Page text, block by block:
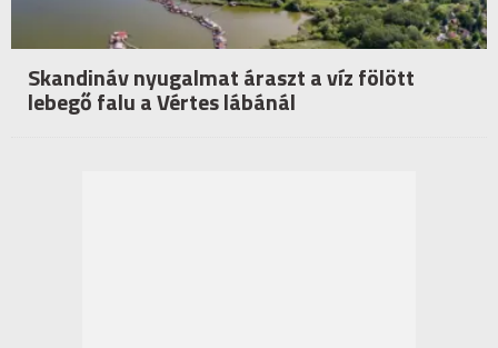
Skandináv nyugalmat áraszt a víz fölött
lebegő falu a Vértes lábánál